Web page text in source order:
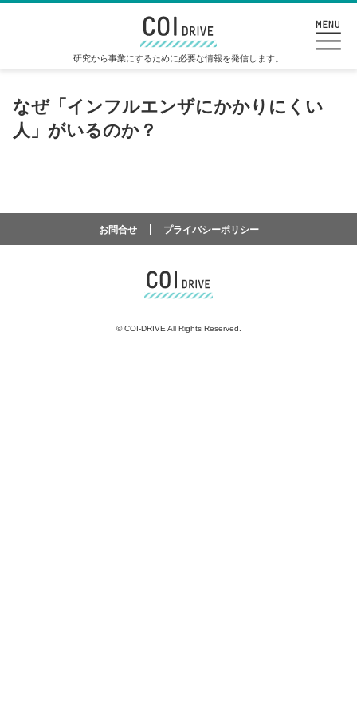
研究から事業にするために必要な情報を発信します。
なぜ「インフルエンザにかかりにくい
人」がいるのか？
お問合せ プライバシーポリシー
©COI-DRIVE All Rights Reserved.